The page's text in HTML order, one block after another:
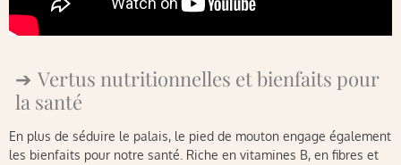
Vertus nutritionnelles et bienfaits pour
la santé
En plus de séduire le palais, le pied de mouton engage également
les bienfaits pour notre santé. Riche en vitamines B, en fibres et